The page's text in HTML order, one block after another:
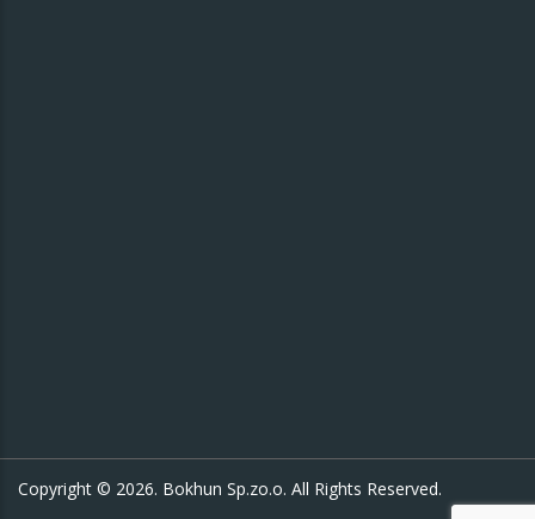
Copyright © 2026. Bokhun Sp.zo.o. All Rights Reserved.